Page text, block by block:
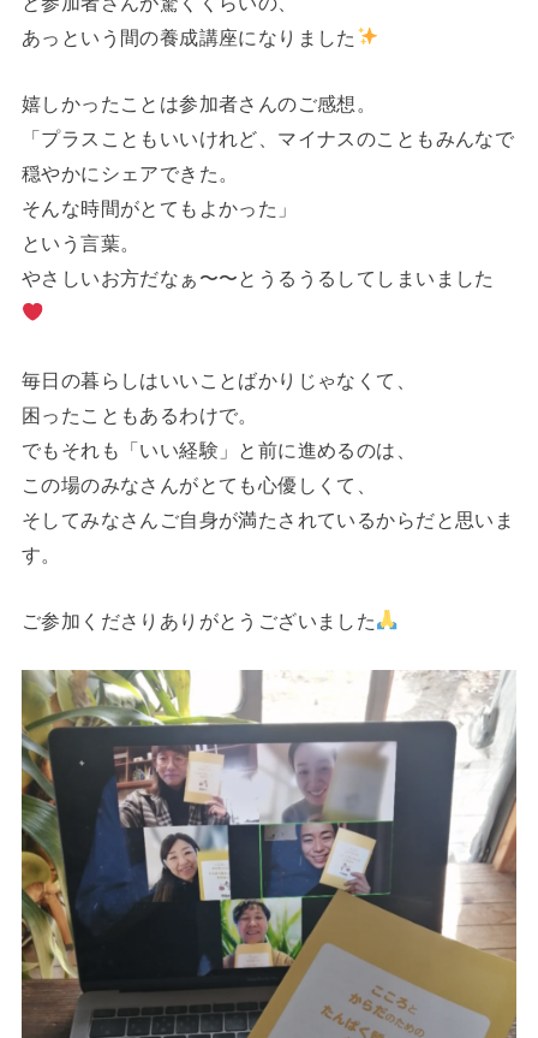
あっという間の養成講座になりました
嬉しかったことは参加者さんのご感想。
「プラスこともいいけれど、マイナスのこともみんなで
穏やかにシェアできた。
そんな時間がとてもよかった」
という言葉。
やさしいお方だなぁ〜〜とうるうるしてしまいました
毎日の暮らしはいいことばかりじゃなくて、
困ったこともあるわけで。
でもそれも「いい経験」と前に進めるのは、
この場のみなさんがとても心優しくて、
そしてみなさんご自身が満たされているからだと思いま
す。
ご参加くださりありがとうございました